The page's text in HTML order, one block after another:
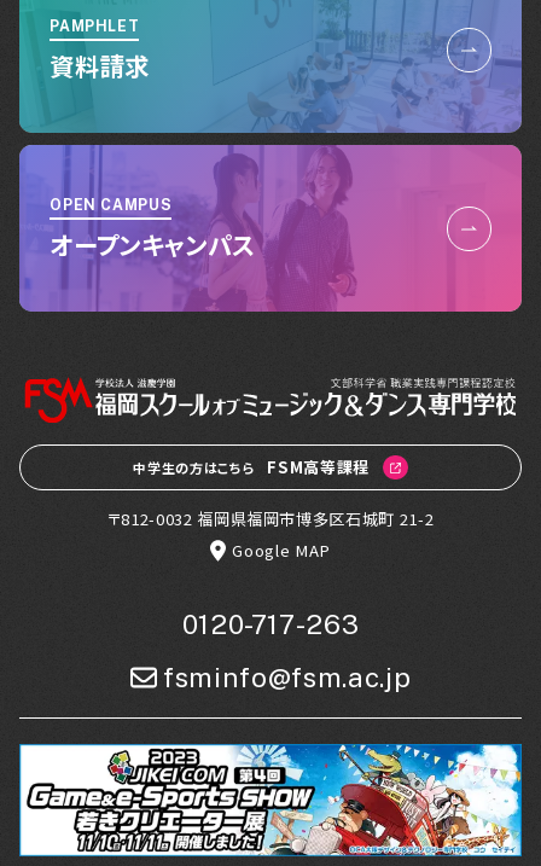
PAMPHLET
資料請求
OPEN CAMPUS
オープンキャンパス
中学生の方はこちら FSM高等課程
〒812-0032 福岡県福岡市博多区石城町 21-2
Google MAP
0120-717-263
fsminfo@fsm.ac.jp